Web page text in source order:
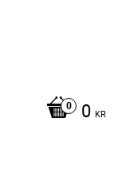
0 KR